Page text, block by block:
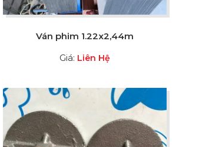
Ván phim 1.22x2,44m
Giá: Liên Hệ